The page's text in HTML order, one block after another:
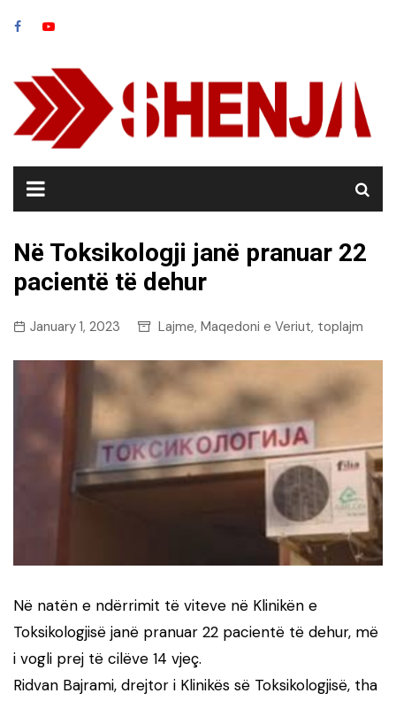
Në Toksikologji janë pranuar 22
pacientë të dehur
January 1, 2023 Lajme, Maqedoni e Veriut, toplajm
Në natën e ndërrimit të viteve në Klinikën e
Toksikologjisë janë pranuar 22 pacientë të dehur, më
i vogli prej të cilëve 14 vjeç.
Ridvan Bajrami, drejtor i Klinikës së Toksikologjisë, tha